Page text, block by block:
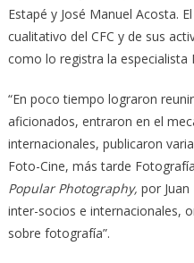
Estapé y José Manuel Acosta.
cualitativo del CFC y de sus
como lo registra la especialista
“En poco tiempo lograron
aficionados, entraron en el
internacionales, publicaron
Foto-Cine, más tarde
Popular Photography, por
inter-socios e internacionales,
sobre fotografía”.